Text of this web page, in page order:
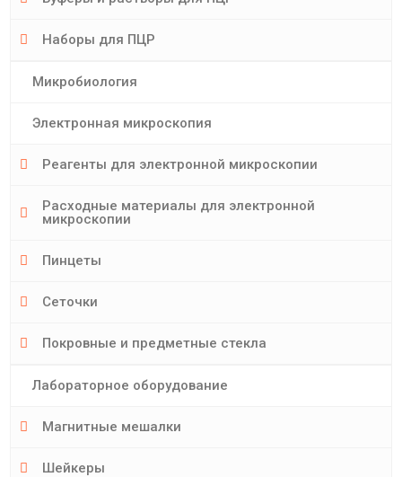
Наборы для ПЦР
Микробиология
Электронная микроскопия
Реагенты для электронной микроскопии
Расходные материалы для электронной
микроскопии
Пинцеты
Сеточки
Покровные и предметные стекла
Лабораторное оборудование
Магнитные мешалки
Шейкеры